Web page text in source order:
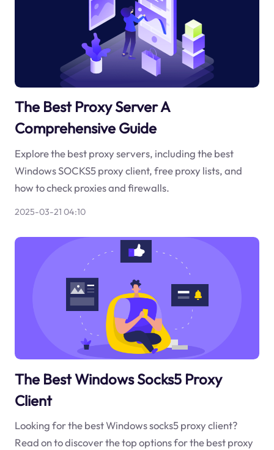
The Best Proxy Server A
Comprehensive Guide
Explore the best proxy servers, including the best
Windows SOCKS5 proxy client, free proxy lists, and
how to check proxies and firewalls.
2025-03-21 04:10
The Best Windows Socks5 Proxy
Client
Looking for the best Windows socks5 proxy client?
Read on to discover the top options for the best proxy